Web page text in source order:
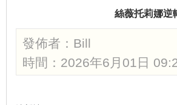
絲薇托莉娜逆
發佈者： Bill
時間：2026年6月01日